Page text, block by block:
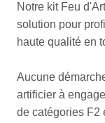
Notre kit Feu
solution pour
haute qualité en
Aucune
artificier à
de catégories F2